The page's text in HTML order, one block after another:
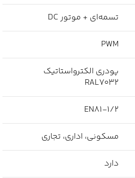
تسمه‌ای + موتور DC
PWM
پودری الکترواستاتیک
RAL7032
EN81-1/2
مسکونی، اداری، تجاری
دارد